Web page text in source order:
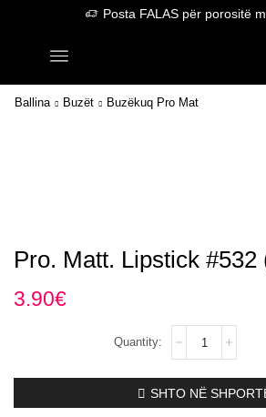
Posta FALAS për porositë
Ballina Buzët Buzëkuq Pro Mat
Pro. Matt. Lipstick #532
3.90€
#532
(Hibiscus)
SHTO NË